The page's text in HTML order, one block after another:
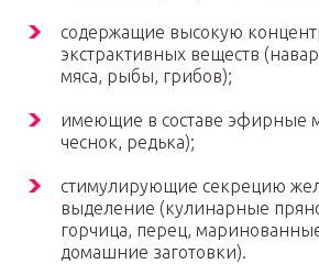
содержащие высокую
экстрактивных веществ
мяса, рыбы, грибов);
имеющие в составе эфирные
чеснок, редька);
стимулирующие секрецию
выделение (кулинарные
горчица, перец,
домашние заготовки).